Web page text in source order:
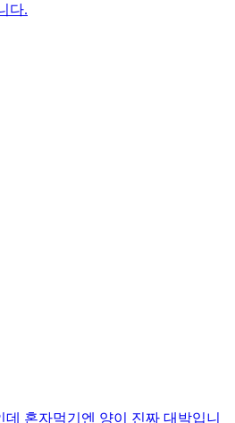
다.
혼자먹기엔 양이 진짜 대박입니